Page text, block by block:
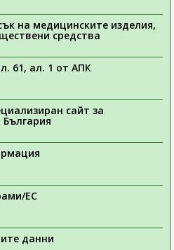
на медицинските изделия,
средства
61, ал. 1 от АПК
сайт за
ЕС
данни